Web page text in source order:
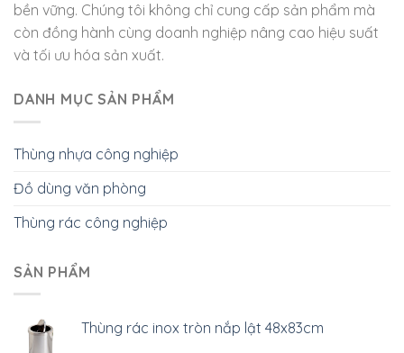
bền vững. Chúng tôi không chỉ cung cấp sản phẩm mà
còn đồng hành cùng doanh nghiệp nâng cao hiệu suất
và tối ưu hóa sản xuất.
DANH MỤC SẢN PHẨM
Thùng nhựa công nghiệp
Đồ dùng văn phòng
Thùng rác công nghiệp
SẢN PHẨM
Thùng rác inox tròn nắp lật 48x83cm